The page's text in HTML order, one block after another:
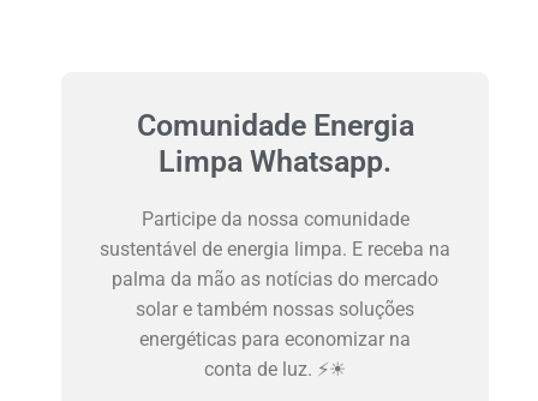
Comunidade Energia
Limpa Whatsapp.
Participe da nossa comunidade
sustentável de energia limpa. E receba na
palma da mão as notícias do mercado
solar e também nossas soluções
energéticas para economizar na
conta de luz. ⚡☀